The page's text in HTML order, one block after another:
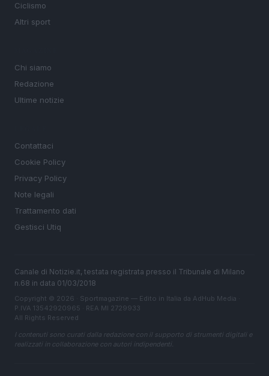
Ciclismo
Altri sport
Chi siamo
Redazione
Ultime notizie
Contattaci
Cookie Policy
Privacy Policy
Note legali
Trattamento dati
Gestisci Utiq
Canale di Notizie.it, testata registrata presso il Tribunale di Milano
n.68 in data 01/03/2018
Copyright © 2026 · Sportmagazine — Edito in Italia da AdHub Media
P.IVA 13542920965 · REA MI 2729933
All Rights Reserved
I contenuti sono curati dalla redazione con il supporto di strumenti digitali e
realizzati in collaborazione con autori indipendenti.